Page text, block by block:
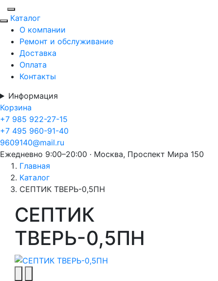
Каталог
О компании
Ремонт и обслуживание
Доставка
Оплата
Контакты
Информация
Корзина
+7 985 922-27-15
+7 495 960-91-40
9609140@mail.ru
Ежедневно 9:00–20:00 · Москва, Проспект Мира 150
Главная
Каталог
СЕПТИК ТВЕРЬ-0,5ПН
СЕПТИК
ТВЕРЬ-0,5ПН